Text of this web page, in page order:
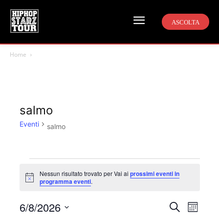
ASCOLTA
Home
salmo
Eventi salmo
Eventi
Notice
Nessun risultato trovato per Vai ai prossimi eventi in
programma eventi.
Eventi
CercaMese
6/8/2026